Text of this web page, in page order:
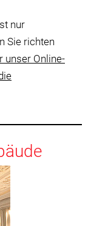
nur
Sie richten
unser Online-